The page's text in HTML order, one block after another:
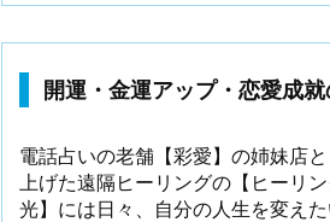
開運・金運アップ・恋愛成
電話占いの老舗【彩愛】の姉妹店
上げた遠隔ヒーリングの【ヒーリ
光】には日々、自分の人生を変え